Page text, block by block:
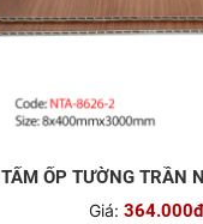
TẤM ỐP TƯỜNG TRẦN
Giá: 364.000đ